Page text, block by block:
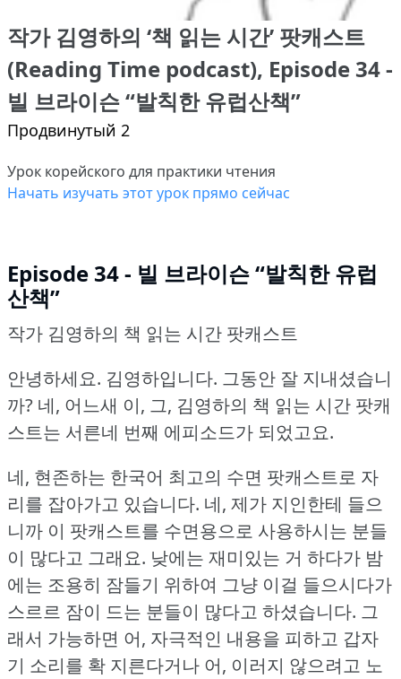
작가 김영하의 ‘책 읽는 시간’ 팟캐스트
(Reading Time podcast), Episode 34 -
빌 브라이슨 “발칙한 유럽산책”
Продвинутый 2
Урок корейского для практики чтения
Начать изучать этот урок прямо сейчас
Episode 34 - 빌 브라이슨 “발칙한 유럽
산책”
작가 김영하의 책 읽는 시간 팟캐스트
안녕하세요. 김영하입니다. 그동안 잘 지내셨습니
까? 네, 어느새 이, 그, 김영하의 책 읽는 시간 팟캐
스트는 서른네 번째 에피소드가 되었고요.
네, 현존하는 한국어 최고의 수면 팟캐스트로 자
리를 잡아가고 있습니다. 네, 제가 지인한테 들으
니까 이 팟캐스트를 수면용으로 사용하시는 분들
이 많다고 그래요. 낮에는 재미있는 거 하다가 밤
에는 조용히 잠들기 위하여 그냥 이걸 들으시다가
스르르 잠이 드는 분들이 많다고 하셨습니다. 그
래서 가능하면 어, 자극적인 내용을 피하고 갑자
기 소리를 확 지른다거나 어, 이러지 않으려고 노